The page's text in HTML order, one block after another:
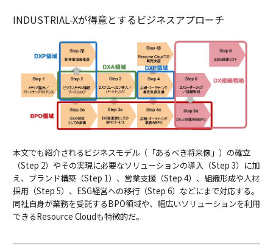
INDUSTRIAL-Xが得意とするビジネスアプローチ
本文でも紹介されるビジネスモデル（「あるべき将来像」）の確立
（Step 2）やその実現に必要なソリューションの導入（Step 3）に加
え、ブランド構築（Step 1）、営業支援（Step 4）、組織形成や人材
採用（Step 5）、ESG経営への移行（Step 6）などにまで対応する。
同社自身が業務を受託するBPO領域や、幅広いソリューションを利用
できるResource Cloudも特徴的だ。